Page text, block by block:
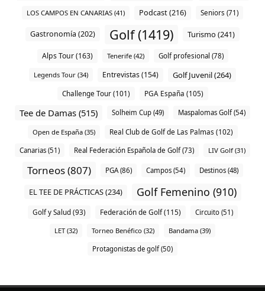
LOS CAMPOS EN CANARIAS (41) Podcast (216) Seniors (71)
Gastronomía (202) Golf (1419) Turismo (241)
Alps Tour (163) Tenerife (42) Golf profesional (78)
Legends Tour (34) Entrevistas (154) Golf Juvenil (264)
Challenge Tour (101) PGA España (105)
Tee de Damas (515) Solheim Cup (49) Maspalomas Golf (54)
Open de España (35) Real Club de Golf de Las Palmas (102)
Canarias (51) Real Federación Española de Golf (73) LIV Golf (31)
Torneos (807) PGA (86) Campos (54) Destinos (48)
EL TEE DE PRÁCTICAS (234) Golf Femenino (910)
Golf y Salud (93) Federación de Golf (115) Circuito (51)
LET (32) Torneo Benéfico (32) Bandama (39)
Protagonistas de golf (50)